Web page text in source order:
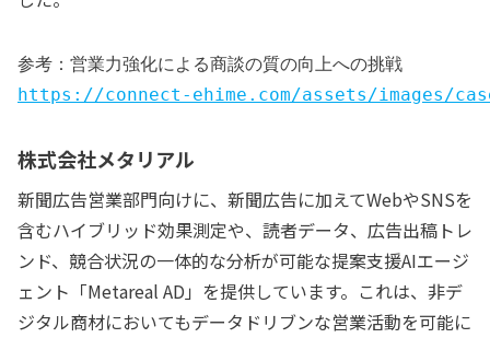
参考：営業力強化による商談の質の向上への挑戦
https://connect-ehime.com/assets/images/
株式会社メタリアル
新聞広告営業部門向けに、新聞広告に加えてWebやSNSを
含むハイブリッド効果測定や、読者データ、広告出稿トレ
ンド、競合状況の一体的な分析が可能な提案支援AIエージ
ェント「Metareal AD」を提供しています。これは、非デ
ジタル商材においてもデータドリブンな営業活動を可能に